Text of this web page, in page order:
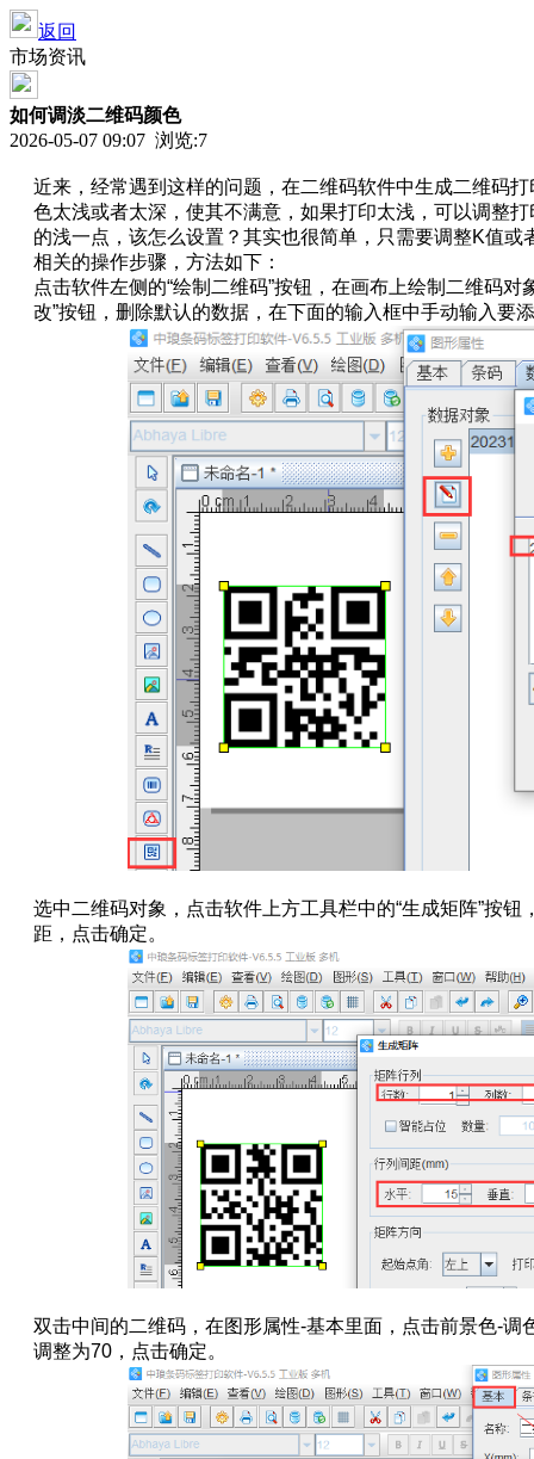
返回
市场资讯
如何调淡二维码颜色
2026-05-07 09:07 浏览:7
近来，经常遇到这样的问题，在二维码软件中生成二维码
色太浅或者太深，使其不满意，如果打印太浅，可以调整
的浅一点，该怎么设置？其实也很简单，只需要调整K值
相关的操作步骤，方法如下：
点击软件左侧的“绘制二维码”按钮，在画布上绘制二维码
改”按钮，删除默认的数据，在下面的输入框中手动输入要
选中二维码对象，点击软件上方工具栏中的“生成矩阵”按
距，点击确定。
双击中间的二维码，在图形属性-基本里面，点击前景色-
调整为70，点击确定。